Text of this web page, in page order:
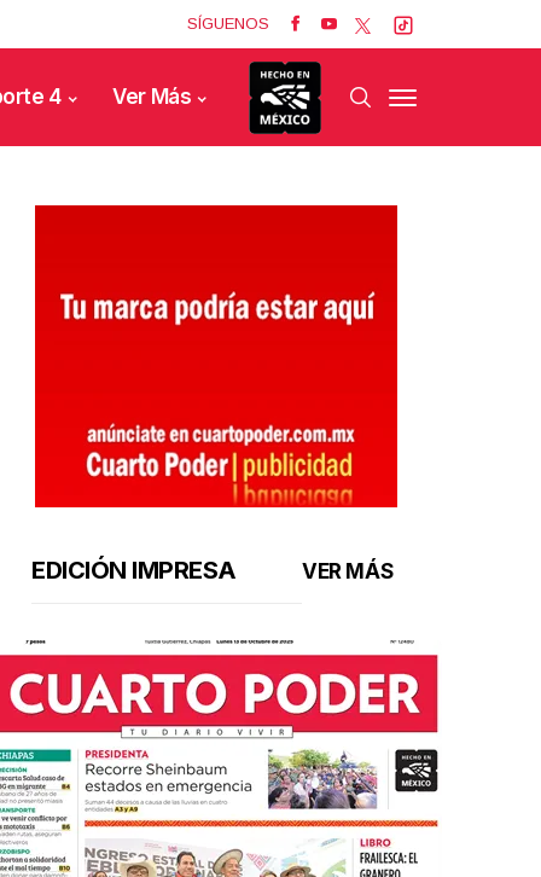
SÍGUENOS
4 Ver Más
EDICIÓN IMPRESA VER MÁS